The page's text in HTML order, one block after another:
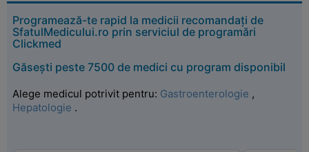
Programează-te rapid la medicii recomandați de
SfatulMedicului.ro prin serviciul de programări
Clickmed
Găsești peste 7500 de medici cu program disponibil
Alege medicul potrivit pentru: Gastroenterologie ,
Hepatologie .